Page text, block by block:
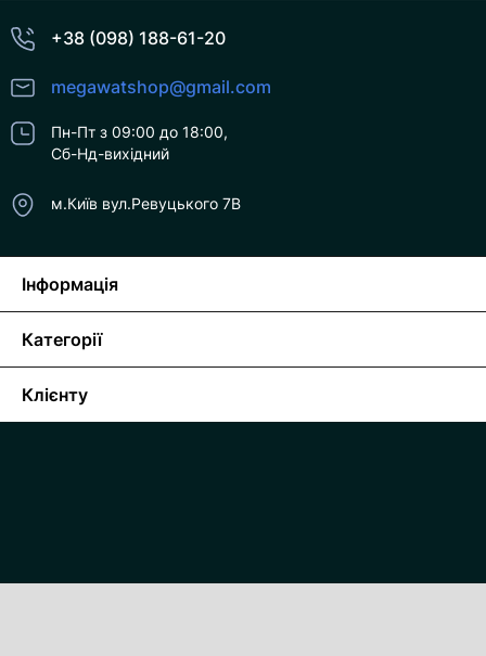
+38 (098) 188-61-20
megawatshop@gmail.com
Пн-Пт з 09:00 до 18:00,
Сб-Нд-вихідний
м.Київ вул.Ревуцького 7В
Інформація
Категорії
Клієнту